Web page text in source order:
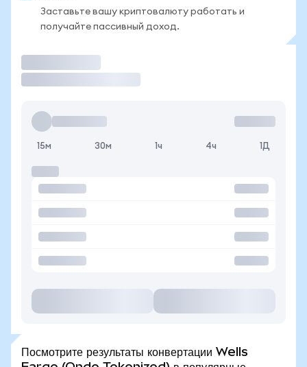
Заставьте вашу криптовалюту работать и
получайте пассивный доход.
15м 30м 1ч 4ч 1Д
Посмотрите результаты конвертации Wells